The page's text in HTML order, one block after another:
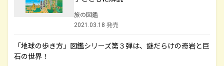
旅の図鑑
2021.03.18 発売
「地球の歩き方」図鑑シリーズ第３弾は、謎だらけの奇岩と巨
石の世界！